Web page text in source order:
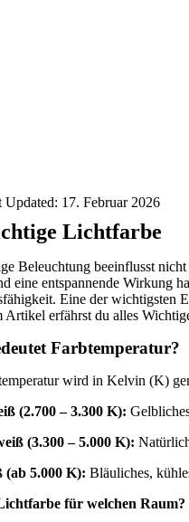
Updated: 17. Februar 2026
Lichtfarbe
Beleuchtung beeinflusst
eine entspannende Wirkung
Eine der wichtigsten
Artikel erfährst du alles
Farbtemperatur?
wird in Kelvin (K)
(2.700 – 3.300 K):
(3.300 – 5.000 K):
(ab 5.000 K): Bläuliches,
für welchen Raum?